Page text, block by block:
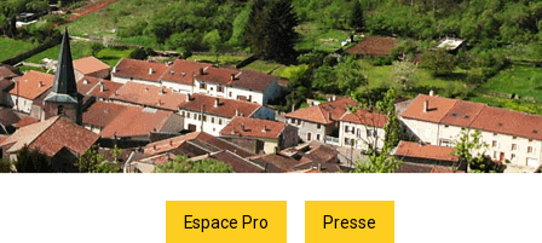
Espace Pro Presse